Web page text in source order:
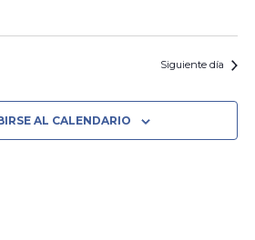
Siguiente día
AL CALENDARIO